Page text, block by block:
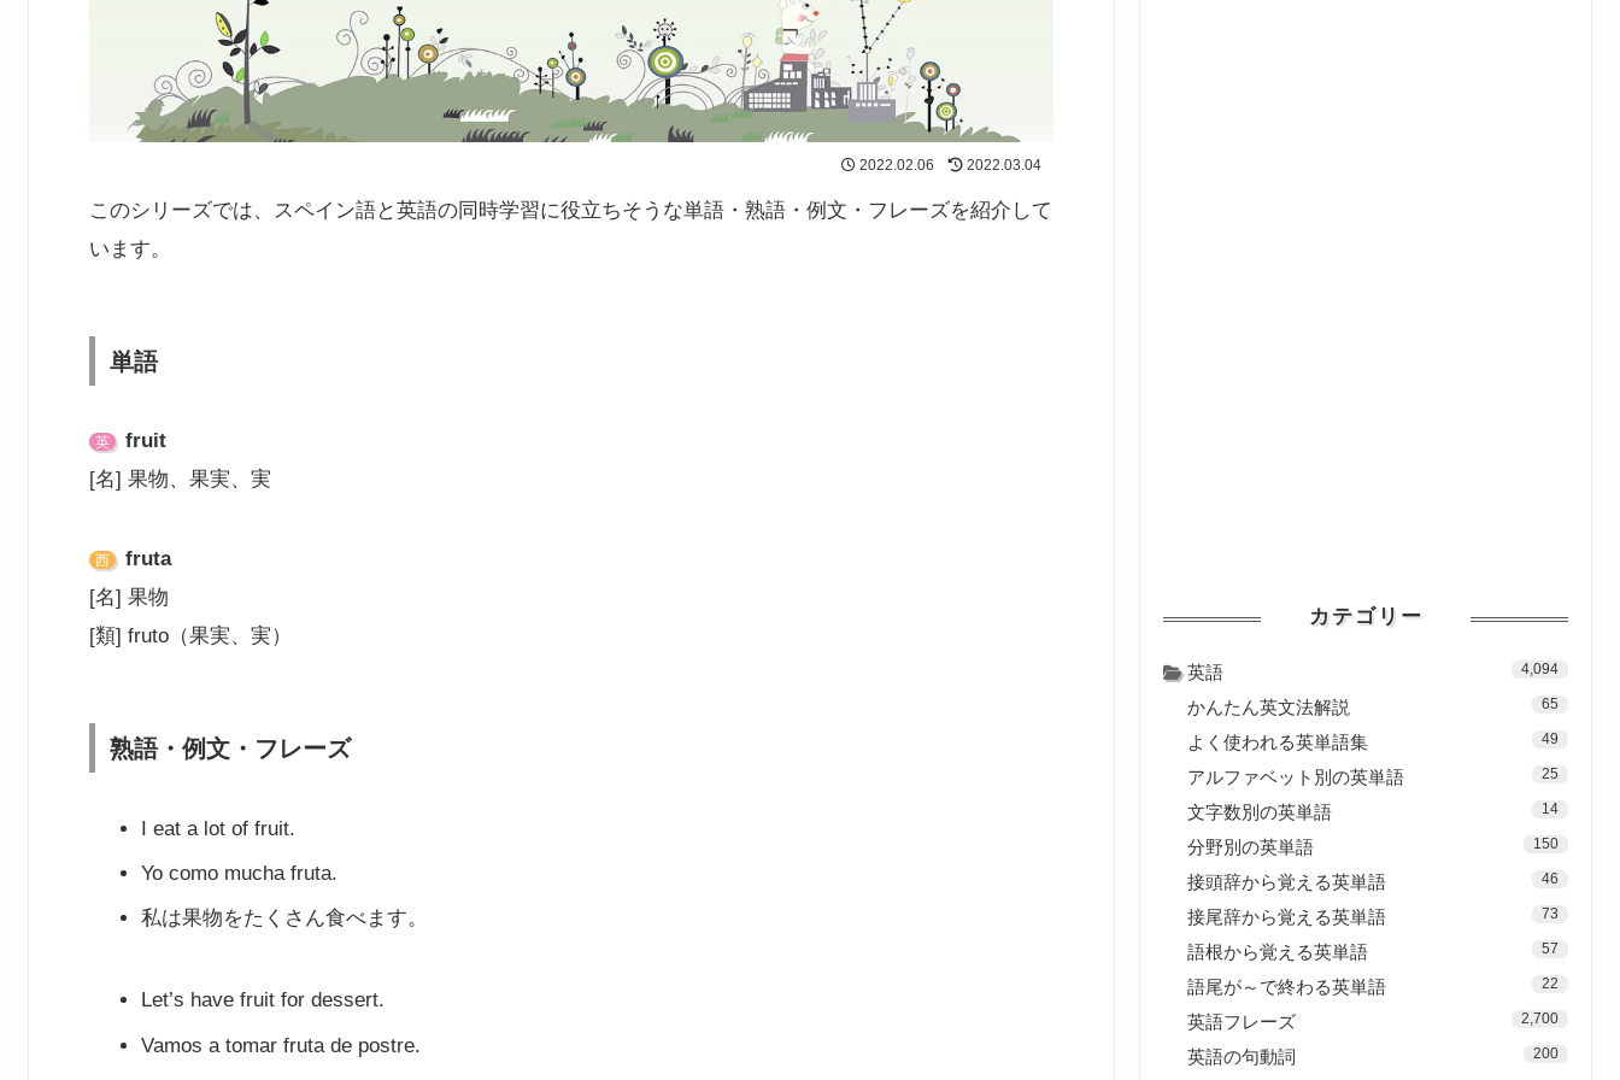
2022.02.06 2022.03.04
このシリーズでは、スペイン語と英語の同時学習に役立ちそうな単語・熟語・例文・フレーズを紹介して
います。
単語
英
fruit
[名] 果物、果実、実
西
fruta
[名] 果物
[類] fruto（果実、実）
熟語・例文・フレーズ
I eat a lot of fruit.
Yo como mucha fruta.
私は果物をたくさん食べます。
Let’s have fruit for dessert.
Vamos a tomar fruta de postre.
カテゴリー
英語 4,094
かんたん英文法解説 65
よく使われる英単語集 49
アルファベット別の英単語 25
文字数別の英単語 14
分野別の英単語 150
接頭辞から覚える英単語 46
接尾辞から覚える英単語 73
語根から覚える英単語 57
語尾が～で終わる英単語 22
英語フレーズ 2,700
英語の句動詞 200